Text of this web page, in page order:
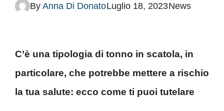
By Anna Di DonatoLuglio 18, 2023News
C’è una tipologia di tonno in scatola, in
particolare, che potrebbe mettere a rischio
la tua salute: ecco come ti puoi tutelare